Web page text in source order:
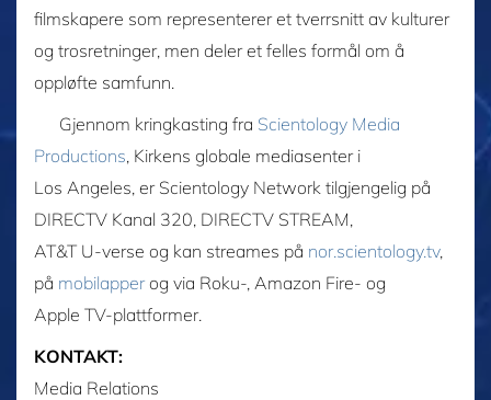
filmskapere som representerer et tverrsnitt av kulturer
og trosretninger, men deler et felles formål om å
oppløfte samfunn.
Gjennom kringkasting fra Scientology Media
Productions, Kirkens globale mediasenter i
Los Angeles, er Scientology Network tilgjengelig på
DIRECTV Kanal 320, DIRECTV STREAM,
AT&T U-verse og kan streames på nor.scientology.tv,
på mobilapperog via Roku-, Amazon Fire- og
Apple TV-plattformer.
KONTAKT:
Media Relations